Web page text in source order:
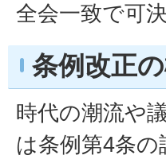
全会一致で可
条例改正
時代の潮流や
は条例第4条